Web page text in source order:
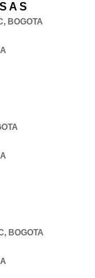
A S
, BOGOTA
, BOGOTA